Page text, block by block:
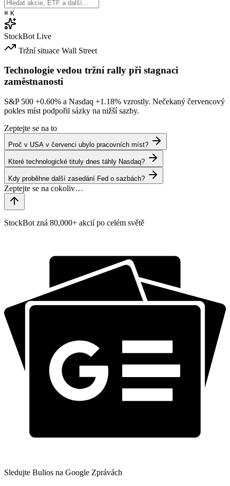
⌘ K
StockBot Live
Tržní situace Wall Street
Technologie vedou tržní rally při stagnaci
zaměstnanosti
S&P 500 +0.60% a Nasdaq +1.18% vzrostly. Nečekaný červencový
pokles míst podpořil sázky na nižší sazby.
Zeptejte se na to
Proč v USA v červenci ubylo pracovních míst?
Které technologické tituly dnes táhly Nasdaq?
Kdy proběhne další zasedání Fed o sazbách?
StockBot zná 80,000+ akcií po celém světě
Sledujte Bulios na Google Zprávách